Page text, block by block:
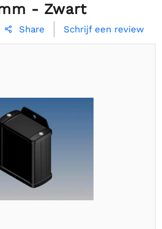
- Zwart
 Share Schrijf een review